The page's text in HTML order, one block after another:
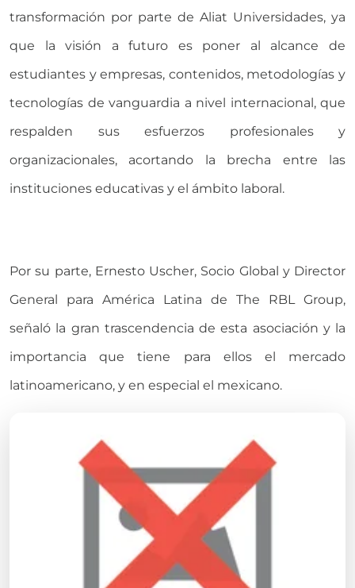
transformación por parte de Aliat Universidades, ya
que la visión a futuro es poner al alcance de
estudiantes y empresas, contenidos, metodologías y
tecnologías de vanguardia a nivel internacional, que
respalden sus esfuerzos profesionales y
organizacionales, acortando la brecha entre las
instituciones educativas y el ámbito laboral.
Por su parte, Ernesto Uscher, Socio Global y Director
General para América Latina de The RBL Group,
señaló la gran trascendencia de esta asociación y la
importancia que tiene para ellos el mercado
latinoamericano, y en especial el mexicano.